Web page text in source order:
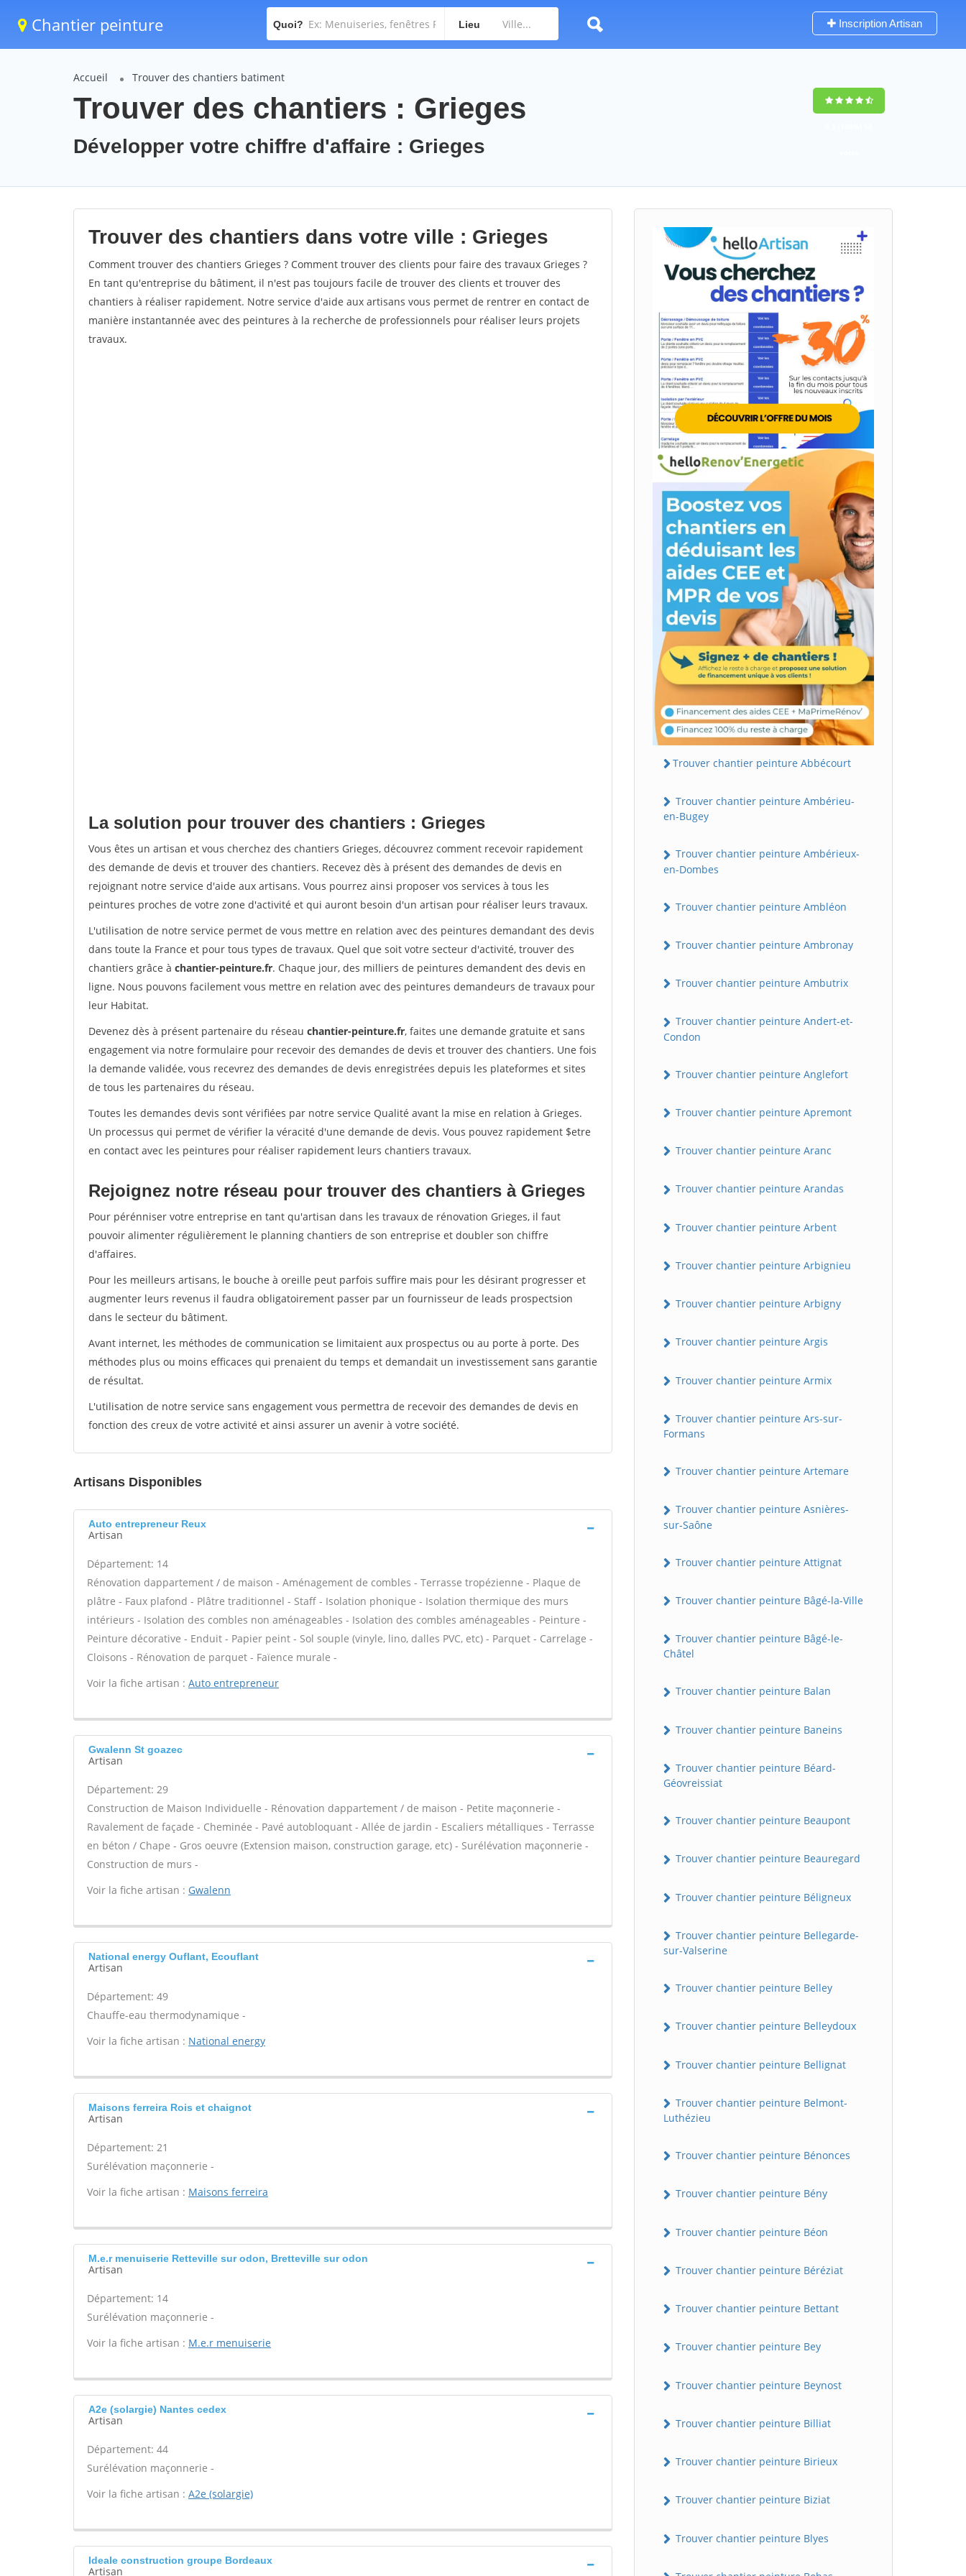
Chantier peinture Quoi? Lieu Inscription Artisan
Accueil Trouver des chantiers batiment
Trouver des chantiers : Grieges
Développer votre chiffre d'affaire : Grieges
Trouver des chantiers dans votre ville : Grieges
Comment trouver des chantiers Grieges ? Comment trouver des clients pour faire des travaux Grieges ?
En tant qu'entreprise du bâtiment, il n'est pas toujours facile de trouver des clients et trouver des
chantiers à réaliser rapidement. Notre service d'aide aux artisans vous permet de rentrer en contact de
manière instantannée avec des peintures à la recherche de professionnels pour réaliser leurs projets
travaux.
La solution pour trouver des chantiers : Grieges
Vous êtes un artisan et vous cherchez des chantiers Grieges, découvrez comment recevoir rapidement
des demande de devis et trouver des chantiers. Recevez dès à présent des demandes de devis en
rejoignant notre service d'aide aux artisans. Vous pourrez ainsi proposer vos services à tous les
peintures proches de votre zone d'activité et qui auront besoin d'un artisan pour réaliser leurs travaux.
L'utilisation de notre service permet de vous mettre en relation avec des peintures demandant des devis
dans toute la France et pour tous types de travaux. Quel que soit votre secteur d'activité, trouver des
chantiers grâce à chantier-peinture.fr. Chaque jour, des milliers de peintures demandent des devis en
ligne. Nous pouvons facilement vous mettre en relation avec des peintures demandeurs de travaux pour
leur Habitat.
Devenez dès à présent partenaire du réseau chantier-peinture.fr, faites une demande gratuite et sans
engagement via notre formulaire pour recevoir des demandes de devis et trouver des chantiers. Une fois
la demande validée, vous recevrez des demandes de devis enregistrées depuis les plateformes et sites
de tous les partenaires du réseau.
Toutes les demandes devis sont vérifiées par notre service Qualité avant la mise en relation à Grieges.
Un processus qui permet de vérifier la véracité d'une demande de devis. Vous pouvez rapidement $etre
en contact avec les peintures pour réaliser rapidement leurs chantiers travaux.
Rejoignez notre réseau pour trouver des chantiers à Grieges
Pour pérénniser votre entreprise en tant qu'artisan dans les travaux de rénovation Grieges, il faut
pouvoir alimenter régulièrement le planning chantiers de son entreprise et doubler son chiffre
d'affaires.
Pour les meilleurs artisans, le bouche à oreille peut parfois suffire mais pour les désirant progresser et
augmenter leurs revenus il faudra obligatoirement passer par un fournisseur de leads prospectsion
dans le secteur du bâtiment.
Avant internet, les méthodes de communication se limitaient aux prospectus ou au porte à porte. Des
méthodes plus ou moins efficaces qui prenaient du temps et demandait un investissement sans garantie
de résultat.
L'utilisation de notre service sans engagement vous permettra de recevoir des demandes de devis en
fonction des creux de votre activité et ainsi assurer un avenir à votre société.
Artisans Disponibles
Auto entrepreneur Reux
Artisan
Département: 14
Rénovation dappartement / de maison - Aménagement de combles - Terrasse tropézienne - Plaque de
plâtre - Faux plafond - Plâtre traditionnel - Staff - Isolation phonique - Isolation thermique des murs
intérieurs - Isolation des combles non aménageables - Isolation des combles aménageables - Peinture -
Peinture décorative - Enduit - Papier peint - Sol souple (vinyle, lino, dalles PVC, etc) - Parquet - Carrelage -
Cloisons - Rénovation de parquet - Faïence murale -
Voir la fiche artisan : Auto entrepreneur
Gwalenn St goazec
Artisan
Département: 29
Construction de Maison Individuelle - Rénovation dappartement / de maison - Petite maçonnerie -
Ravalement de façade - Cheminée - Pavé autobloquant - Allée de jardin - Escaliers métalliques - Terrasse
en béton / Chape - Gros oeuvre (Extension maison, construction garage, etc) - Surélévation maçonnerie -
Construction de murs -
Voir la fiche artisan : Gwalenn
National energy Ouflant, Ecouflant
Artisan
Département: 49
Chauffe-eau thermodynamique -
Voir la fiche artisan : National energy
Maisons ferreira Rois et chaignot
Artisan
Département: 21
Surélévation maçonnerie -
Voir la fiche artisan : Maisons ferreira
M.e.r menuiserie Retteville sur odon, Bretteville sur odon
Artisan
Département: 14
Surélévation maçonnerie -
Voir la fiche artisan : M.e.r menuiserie
A2e (solargie) Nantes cedex
Artisan
Département: 44
Surélévation maçonnerie -
Voir la fiche artisan : A2e (solargie)
Ideale construction groupe Bordeaux
Artisan
Trouver chantier peinture Abbécourt
Trouver chantier peinture Ambérieu-
en-Bugey
Trouver chantier peinture Ambérieux-
en-Dombes
Trouver chantier peinture Ambléon
Trouver chantier peinture Ambronay
Trouver chantier peinture Ambutrix
Trouver chantier peinture Andert-et-
Condon
Trouver chantier peinture Anglefort
Trouver chantier peinture Apremont
Trouver chantier peinture Aranc
Trouver chantier peinture Arandas
Trouver chantier peinture Arbent
Trouver chantier peinture Arbignieu
Trouver chantier peinture Arbigny
Trouver chantier peinture Argis
Trouver chantier peinture Armix
Trouver chantier peinture Ars-sur-
Formans
Trouver chantier peinture Artemare
Trouver chantier peinture Asnières-
sur-Saône
Trouver chantier peinture Attignat
Trouver chantier peinture Bâgé-la-Ville
Trouver chantier peinture Bâgé-le-
Châtel
Trouver chantier peinture Balan
Trouver chantier peinture Baneins
Trouver chantier peinture Béard-
Géovreissiat
Trouver chantier peinture Beaupont
Trouver chantier peinture Beauregard
Trouver chantier peinture Béligneux
Trouver chantier peinture Bellegarde-
sur-Valserine
Trouver chantier peinture Belley
Trouver chantier peinture Belleydoux
Trouver chantier peinture Bellignat
Trouver chantier peinture Belmont-
Luthézieu
Trouver chantier peinture Bénonces
Trouver chantier peinture Bény
Trouver chantier peinture Béon
Trouver chantier peinture Béréziat
Trouver chantier peinture Bettant
Trouver chantier peinture Bey
Trouver chantier peinture Beynost
Trouver chantier peinture Billiat
Trouver chantier peinture Birieux
Trouver chantier peinture Biziat
Trouver chantier peinture Blyes